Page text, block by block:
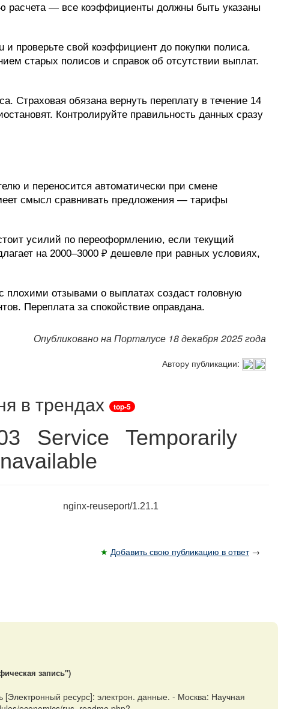
расчета — все коэффициенты должны быть указаны
проверьте свой коэффициент до покупки полиса.
старых полисов и справок об отсутствии выплат.
Страховая обязана вернуть переплату в течение 14
Контролируйте правильность данных сразу
и переносится автоматически при смене
смысл сравнивать предложения — тарифы
усилий по переоформлению, если текущий
на 2000–3000 ₽ дешевле при равных условиях,
отзывами о выплатах создаст головную
Переплата за спокойствие оправдана.
Опубликовано на Порталусе 18 декабря 2025 года
Автору публикации:
в трендах top-5
Service Temporarily
nginx-reuseport/1.21.1
★ Добавить свою публикацию в ответ→
запись")
ресурс]: электрон. данные. - Москва: Научная